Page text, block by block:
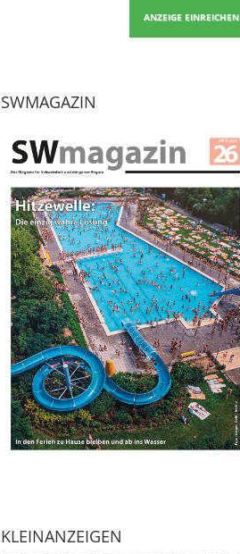
ANZEIGE EINREICHEN
SWMAGAZIN
KLEINANZEIGEN